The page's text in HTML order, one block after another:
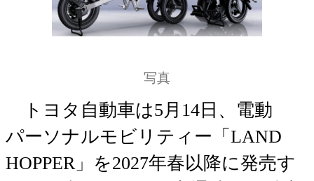
写真
トヨタ自動車は5月14日、電動
パーソナルモビリティー「LAND
HOPPER」を2027年春以降に発売す